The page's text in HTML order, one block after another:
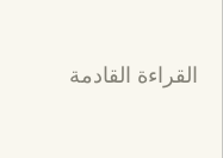
القراءة القادمة